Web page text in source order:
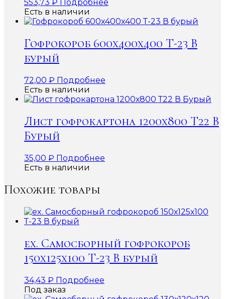
553,73 ₽ Подробнее
Есть в наличии
Гофрокороб 600x400x400 Т-23 В
бурый
72,00 ₽ Подробнее
Есть в наличии
Лист гофрокартона 1200х800 Т22 В
Бурый
35,00 ₽ Подробнее
Есть в наличии
Похожие товары
ex. Самосборный гофрокороб
150х125х100 Т-23 В бурый
34,43 ₽ Подробнее
Под заказ